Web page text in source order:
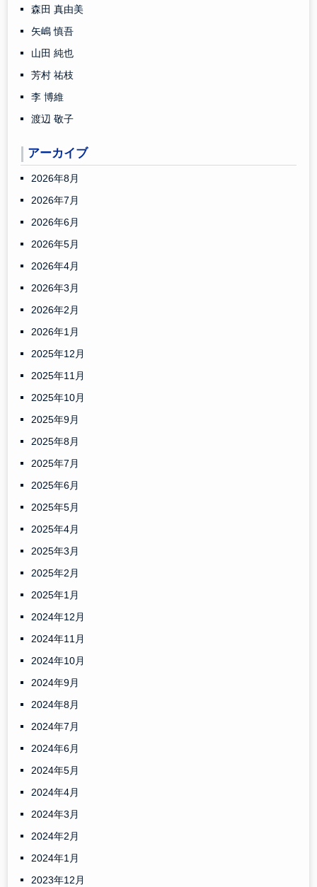
森田 真由美
矢嶋 慎吾
山田 純也
芳村 祐枝
李 博維
渡辺 敬子
アーカイブ
2026年8月
2026年7月
2026年6月
2026年5月
2026年4月
2026年3月
2026年2月
2026年1月
2025年12月
2025年11月
2025年10月
2025年9月
2025年8月
2025年7月
2025年6月
2025年5月
2025年4月
2025年3月
2025年2月
2025年1月
2024年12月
2024年11月
2024年10月
2024年9月
2024年8月
2024年7月
2024年6月
2024年5月
2024年4月
2024年3月
2024年2月
2024年1月
2023年12月